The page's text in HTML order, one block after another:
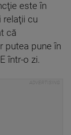
este în
relaţii cu
că
putea pune în
într-o zi.